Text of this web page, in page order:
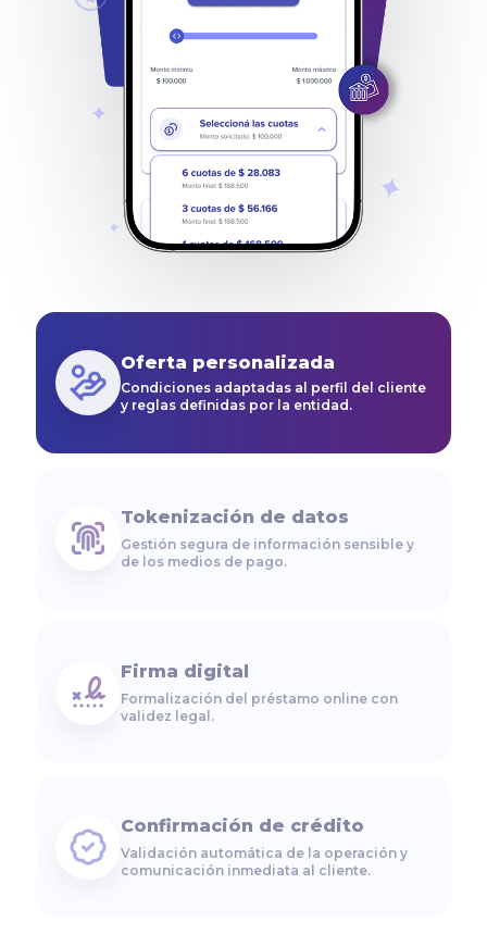
Desembolso rápido y directo en la cuenta
Precalificación online
Evaluación inicial automatizada para
agilizar el acceso al crédito.
Oferta personalizada
Condiciones adaptadas al perfil del cliente
y reglas definidas por la entidad.
Tokenización de datos
Gestión segura de información sensible y
de los medios de pago.
Firma digital
Formalización del préstamo online con
validez legal.
Confirmación de crédito
Validación automática de la operación y
comunicación inmediata al cliente.